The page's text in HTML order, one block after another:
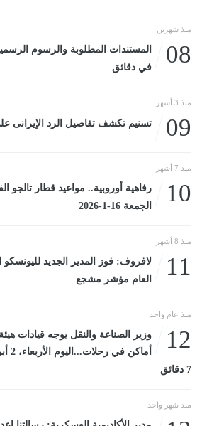
منذ شهرين
08
المستندات المطلوبة والرسوم
في دقائق
منذ 3 أشهر
09 تسنيم تكشف تفاصيل الرد الإيرانى
منذ 7 أشهر
10
رفاهية أوروبية.. مواعيد قطار تالجو
الجمعة 16-1-2026
منذ 8 أشهر
11
لافروف: فوز المدير الجديد لليونسكو
العام مؤشر مشجع
منذ عام واحد
12
وزير الصناعة والنقل يوجه قيادات
7 دقائق
منذ شهر واحد